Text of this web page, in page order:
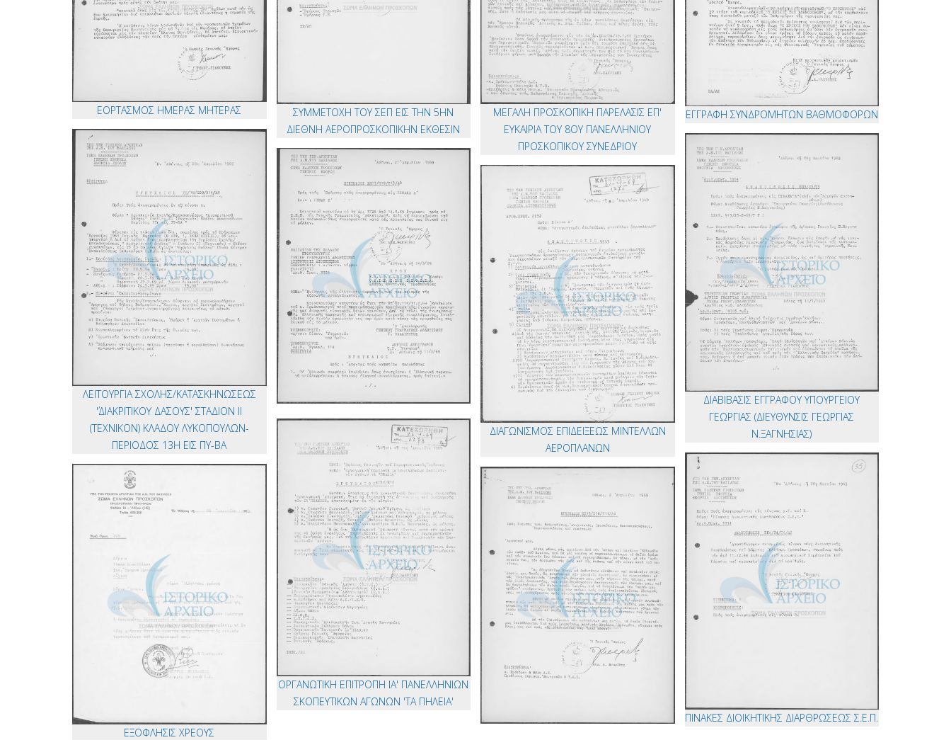
ΕΟΡΤΑΣΜΟΣ ΗΜΕΡΑΣ ΜΗΤΕΡΑΣ
ΛΕΙΤΟΥΡΓΙΑ ΣΧΟΛΗΣ/ΚΑΤΑΣΚΗΝΩΣΕΩΣ
΄'ΔΙΑΚΡΙΤΙΚΟΥ ΔΑΣΟΥΣ' ΣΤΑΔΙΟΝ ΙΙ
(ΤΕΧΝΙΚΟΝ) ΚΛΑΔΟΥ ΛΥΚΟΠΟΥΛΩΝ-
ΠΕΡΙΟΔΟΣ 13Η ΕΙΣ ΠΥ-ΒΑ
ΕΞΟΦΛΗΣΙΣ ΧΡΕΟΥΣ
ΣΥΜΜΕΤΟΧΗ ΤΟΥ ΣΕΠ ΕΙΣ ΤΗΝ 5ΗΝ
ΔΙΕΘΝΗ ΑΕΡΟΠΡΟΣΚΟΠΙΚΗΝ ΕΚΘΕΣΙΝ
ΟΡΓΑΝΩΤΙΚΗ ΕΠΙΤΡΟΠΗ ΙΑ' ΠΑΝΕΛΛΗΝΙΩΝ
ΣΚΟΠΕΥΤΙΚΩΝ ΑΓΩΝΩΝ 'ΤΑ ΠΗΛΕΙΑ'
ΜΕΓΑΛΗ ΠΡΟΣΚΟΠΙΚΗ ΠΑΡΕΛΑΣΙΣ ΕΠ'
ΕΥΚΑΙΡΙΑ ΤΟΥ 8ΟΥ ΠΑΝΕΛΛΗΝΙΟΥ
ΠΡΟΣΚΟΠΙΚΟΥ ΣΥΝΕΔΡΙΟΥ
ΔΙΑΓΩΝΙΣΜΟΣ ΕΠΙΔΕΙΞΕΩΣ ΜΙΝΤΕΛΛΩΝ
ΑΕΡΟΠΛΑΝΩΝ
ΕΓΓΡΑΦΗ ΣΥΝΔΡΟΜΗΤΩΝ ΒΑΘΜΟΦΟΡΩΝ
ΔΙΑΒΙΒΑΣΙΣ ΕΓΓΡΑΦΟΥ ΥΠΟΥΡΓΕΙΟΥ
ΓΕΩΡΓΙΑΣ (ΔΙΕΥΘΥΝΣΙΣ ΓΕΩΡΓΙΑΣ
Ν.ΞΑΓΝΗΣΙΑΣ)
ΠΙΝΑΚΕΣ ΔΙΟΙΚΗΤΙΚΗΣ ΔΙΑΡΘΡΩΣΕΩΣ Σ.Ε.Π.